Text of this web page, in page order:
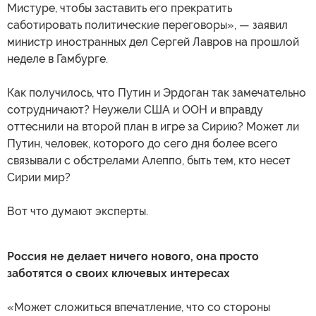
Мистуре, чтобы заставить его прекратить
саботировать политические переговоры», — заявил
министр иностранных дел Сергей Лавров на прошлой
неделе в Гамбурге.
Как получилось, что Путин и Эрдоган так замечательно
сотрудничают? Неужели США и ООН и вправду
оттеснили на второй план в игре за Сирию? Может ли
Путин, человек, которого до сего дня более всего
связывали с обстрелами Алеппо, быть тем, кто несет
Сирии мир?
Вот что думают эксперты.
Россия не делает ничего нового, она просто
заботятся о своих ключевых интересах
«Может сложиться впечатление, что со стороны